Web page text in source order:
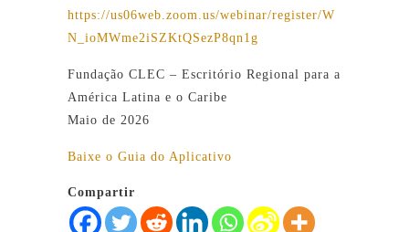
https://us06web.zoom.us/webinar/register/W
N_ioMWme2iSZKtQSezP8qn1g
Fundação CLEC – Escritório Regional para a
América Latina e o Caribe
Maio de 2026
Baixe o Guia do Aplicativo
Compartir